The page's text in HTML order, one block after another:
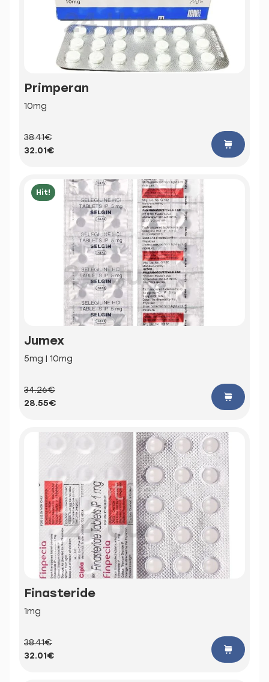
Primperan
10mg
38.41€
32.01€
Hit!
Jumex
5mg | 10mg
34.26€
28.55€
Finasteride
1mg
38.41€
32.01€